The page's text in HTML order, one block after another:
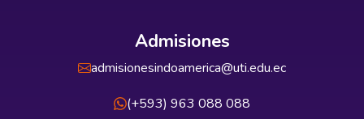
Admisiones
admisionesindoamerica@uti.edu.ec
(+593) 963 088 088